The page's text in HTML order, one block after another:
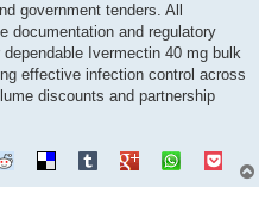
government tenders. All
documentation and regulatory
Ivermectin 40 mg bulk
effective infection control across
discounts and partnership